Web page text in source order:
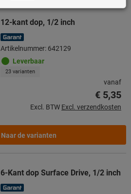
12-kant dop, 1/2 inch
Artikelnummer: 642129
Leverbaar
23 varianten
vanaf
€ 5,35
Excl. BTW Excl. verzendkosten
Naar de varianten
6-Kant dop Surface Drive, 1/2 inch